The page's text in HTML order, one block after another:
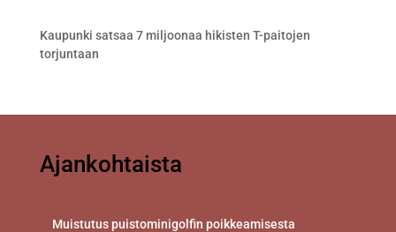
Kaupunki satsaa 7 miljoonaa hikisten T-paitojen
torjuntaan
Ajankohtaista
Muistutus puistominigolfin poikkeamisesta